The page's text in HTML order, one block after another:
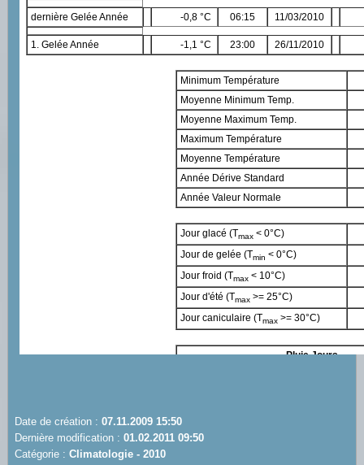
Date de création : 07.11.2009 15:50
Dernière modification : 01.02.2011 09:50
Catégorie : Climatologie - 2010